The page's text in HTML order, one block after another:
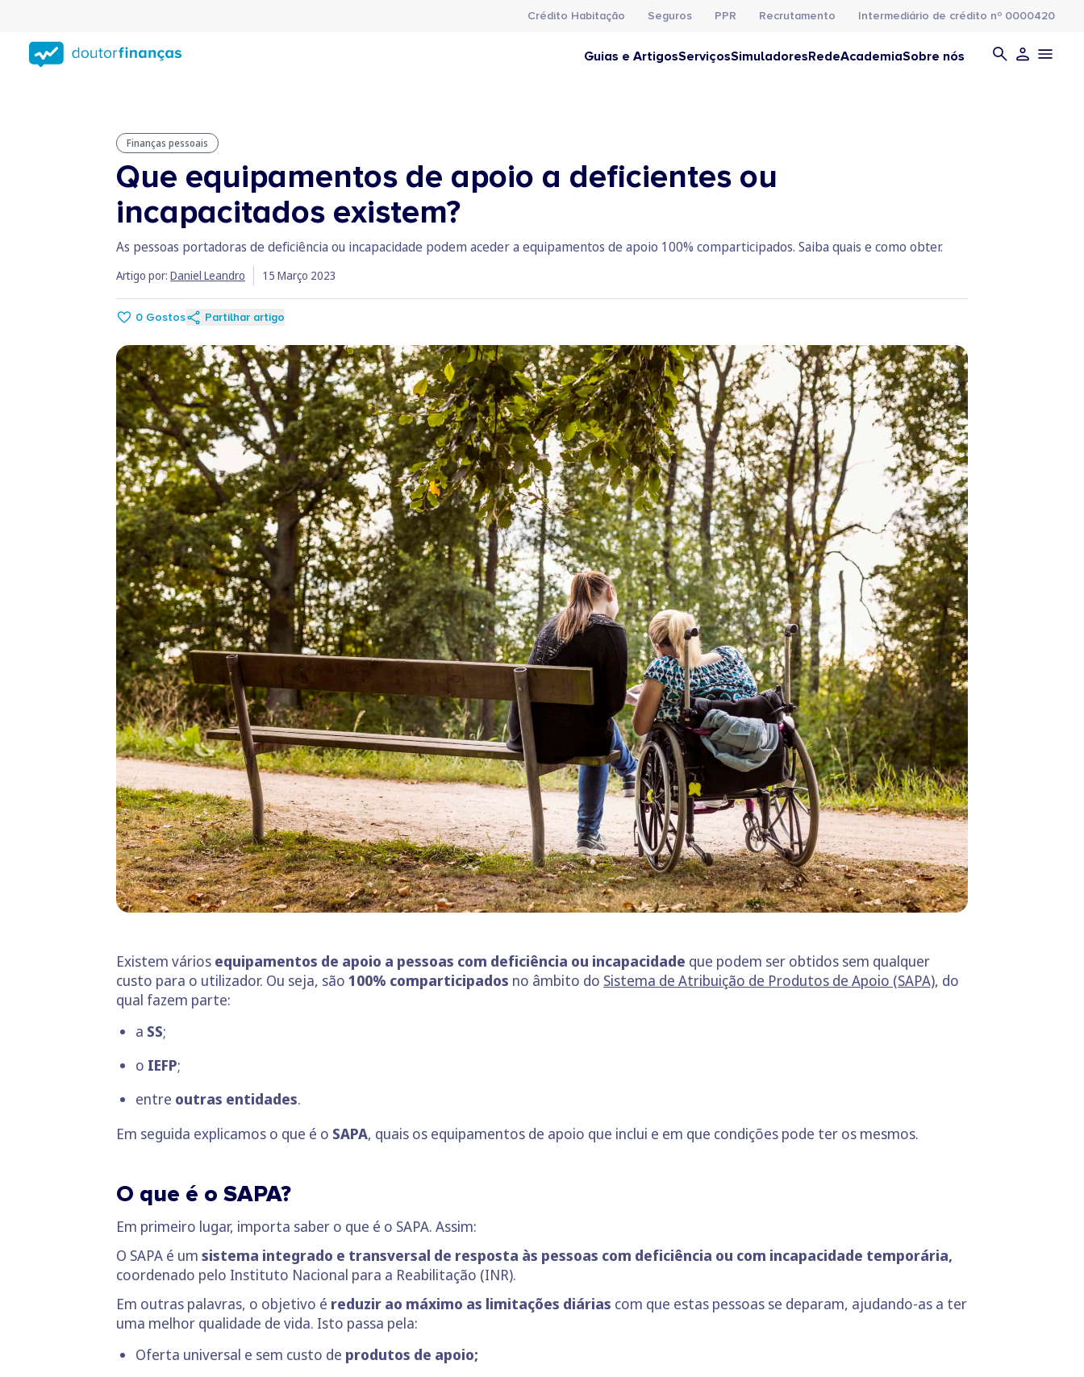
conteúdo
principal
Crédito Habitação Seguros PPR Recrutamento Intermediário de crédito nº 0000420
Guias e ArtigosServiçosSimuladoresRedeAcademiaSobre nós
Finanças pessoais
Que equipamentos de apoio a deficientes ou
incapacitados existem?
As pessoas portadoras de deficiência ou incapacidade podem aceder a equipamentos de apoio 100% comparticipados. Saiba quais e como obter.
Artigo por: Daniel Leandro 15 Março 2023
0 Gostos Partilhar artigo
Existem vários equipamentos de apoio a pessoas com deficiência ou incapacidade que podem ser obtidos sem qualquer
custo para o utilizador. Ou seja, são 100% comparticipados no âmbito do Sistema de Atribuição de Produtos de Apoio (SAPA), do
qual fazem parte:
a SS;
o IEFP;
entre outras entidades.
Em seguida explicamos o que é o SAPA, quais os equipamentos de apoio que inclui e em que condições pode ter os mesmos.
O que é o SAPA?
Em primeiro lugar, importa saber o que é o SAPA. Assim:
O SAPA é um sistema integrado e transversal de resposta às pessoas com deficiência ou com incapacidade temporária,
coordenado pelo Instituto Nacional para a Reabilitação (INR).
Em outras palavras, o objetivo é reduzir ao máximo as limitações diárias com que estas pessoas se deparam, ajudando-as a ter
uma melhor qualidade de vida. Isto passa pela:
Oferta universal e sem custo de produtos de apoio;